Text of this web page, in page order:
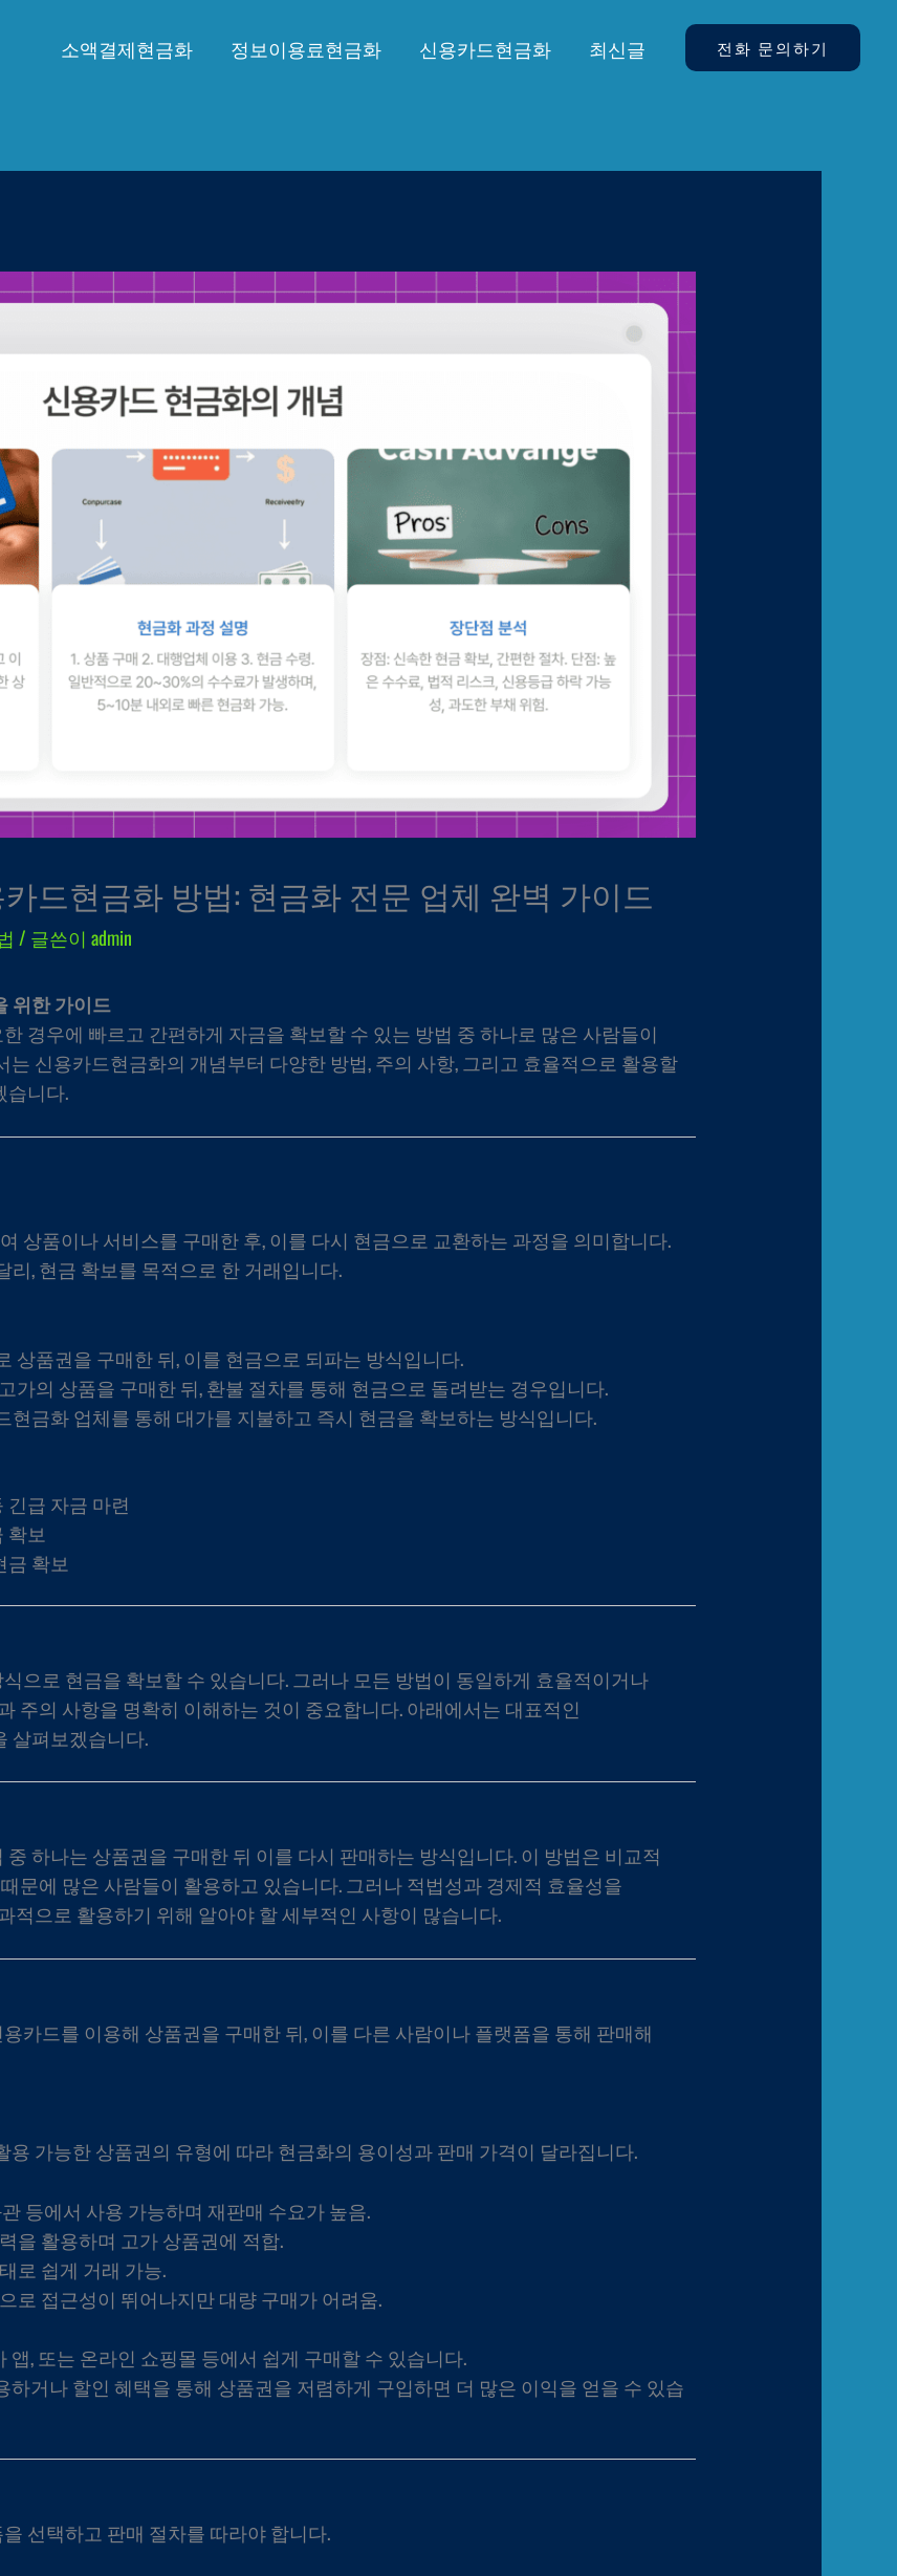
소액결제현금화 정보이용료현금화 신용카드현금화 최신글 전화 문의하기
드현금화 방법: 현금화 전문 업체 완벽 가이드
/ 글쓴이admin
위한 가이드
경우에 빠르고 간편하게 자금을 확보할 수 있는 방법 중 하나로 많은 사람들이
신용카드현금화의 개념부터 다양한 방법, 주의 사항, 그리고 효율적으로 활용할
습니다.
상품이나 서비스를 구매한 후, 이를 다시 현금으로 교환하는 과정을 의미합니다.
, 현금 확보를 목적으로 한 거래입니다.
상품권을 구매한 뒤, 이를 현금으로 되파는 방식입니다.
가의 상품을 구매한 뒤, 환불 절차를 통해 현금으로 돌려받는 경우입니다.
현금화 업체를 통해 대가를 지불하고 즉시 현금을 확보하는 방식입니다.
급 자금 마련
확보
금 확보
으로 현금을 확보할 수 있습니다. 그러나 모든 방법이 동일하게 효율적이거나
주의 사항을 명확히 이해하는 것이 중요합니다. 아래에서는 대표적인
살펴보겠습니다.
하나는 상품권을 구매한 뒤 이를 다시 판매하는 방식입니다. 이 방법은 비교적
문에 많은 사람들이 활용하고 있습니다. 그러나 적법성과 경제적 효율성을
적으로 활용하기 위해 알아야 할 세부적인 사항이 많습니다.
카드를 이용해 상품권을 구매한 뒤, 이를 다른 사람이나 플랫폼을 통해 판매해
용 가능한 상품권의 유형에 따라 현금화의 용이성과 판매 가격이 달라집니다.
등에서 사용 가능하며 재판매 수요가 높음.
을 활용하며 고가 상품권에 적합.
로 쉽게 거래 가능.
로 접근성이 뛰어나지만 대량 구매가 어려움.
앱, 또는 온라인 쇼핑몰 등에서 쉽게 구매할 수 있습니다.
하거나 할인 혜택을 통해 상품권을 저렴하게 구입하면 더 많은 이익을 얻을 수 있습
선택하고 판매 절차를 따라야 합니다.